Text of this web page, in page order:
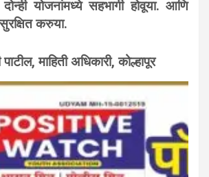
योजनांमध्ये सहभागी होवूया. आणि
करुया.
माहिती अधिकारी, कोल्हापूर